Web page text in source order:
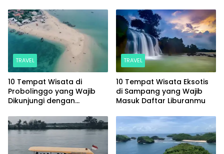
TRAVEL
10 Tempat Wisata di
Probolinggo yang Wajib
Dikunjungi dengan
TRAVEL
10 Tempat Wisata Eksotis
di Sampang yang Wajib
Masuk Daftar Liburanmu